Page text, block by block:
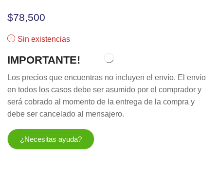
$78,500
Sin existencias
IMPORTANTE!
Los precios que encuentras no incluyen el envío. El envío
en todos los casos debe ser asumido por el comprador y
será cobrado al momento de la entrega de la compra y
debe ser cancelado al mensajero.
¿Necesitas ayuda?